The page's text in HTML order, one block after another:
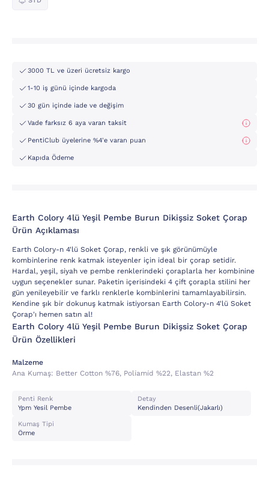
3000 TL ve üzeri ücretsiz kargo
1-10 iş günü içinde kargoda
30 gün içinde iade ve değişim
Vade farksız 6 aya varan taksit
PentiClub üyelerine %4'e varan puan
Kapıda Ödeme
Earth Colory 4lü Yeşil Pembe Burun Dikişsiz Soket Çorap
Ürün Açıklaması
Earth Colory-n 4'lü Soket Çorap, renkli ve şık görünümüyle
kombinlerine renk katmak isteyenler için ideal bir çorap setidir.
Hardal, yeşil, siyah ve pembe renklerindeki çoraplarla her kombinine
uygun seçenekler sunar. Paketin içerisindeki 4 çift çorapla stilini her
gün yenileyebilir ve farklı renklerle kombinlerini tamamlayabilirsin.
Kendine şık bir dokunuş katmak istiyorsan Earth Colory-n 4'lü Soket
Çorap'ı hemen satın al!
Earth Colory 4lü Yeşil Pembe Burun Dikişsiz Soket Çorap
Ürün Özellikleri
Malzeme
Ana Kumaş: Better Cotton %76, Poli̇ami̇d %22, Elastan %2
Penti Renk
Ypm Yesil Pembe
Detay
Kendinden Desenli(jakarlı)
Kumaş Tipi
Örme